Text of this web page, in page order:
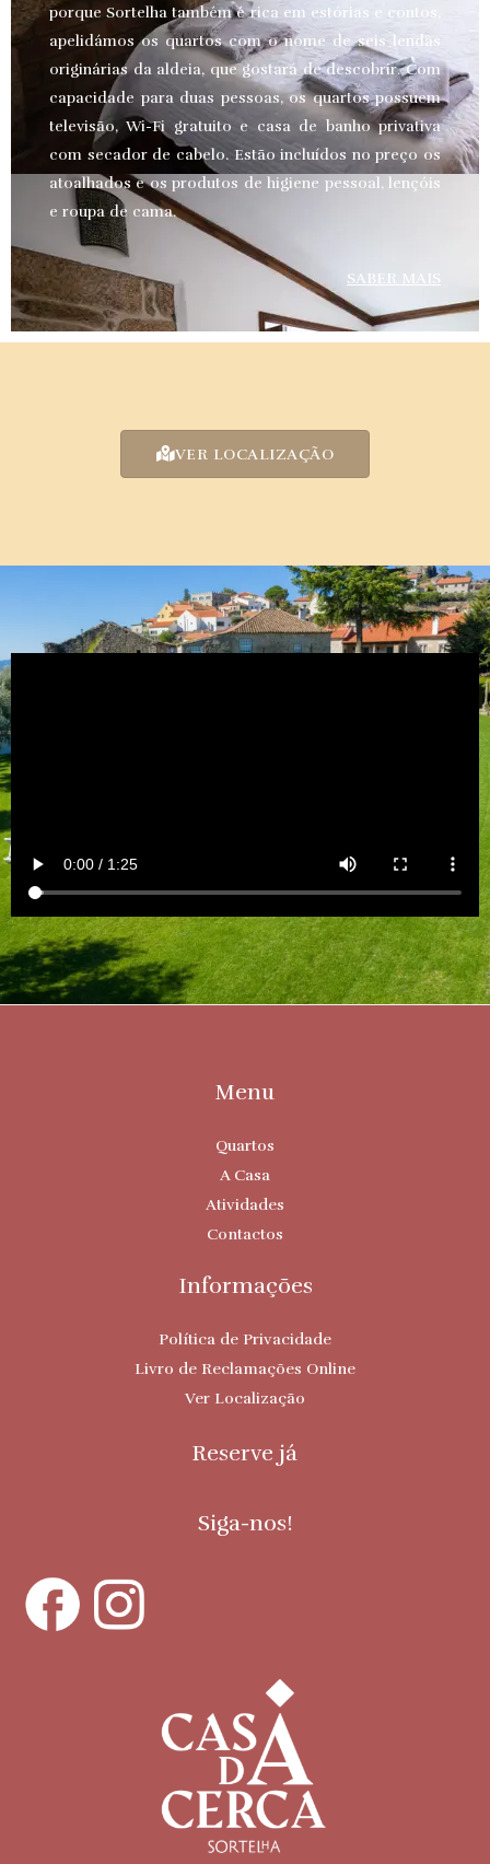
porque Sortelha também é rica em estórias e contos,
apelidámos os quartos com o nome de seis lendas
originárias da aldeia, que gostará de descobrir. Com
capacidade para duas pessoas, os quartos possuem
televisão, Wi-Fi gratuito e casa de banho privativa
com secador de cabelo. Estão incluídos no preço os
atoalhados e os produtos de higiene pessoal, lençóis
e roupa de cama.
SABER MAIS
VER LOCALIZAÇÃO
Menu
Quartos
A Casa
Atividades
Contactos
Informações
Política de Privacidade
Livro de Reclamações Online
Ver Localização
Reserve já
Siga-nos!